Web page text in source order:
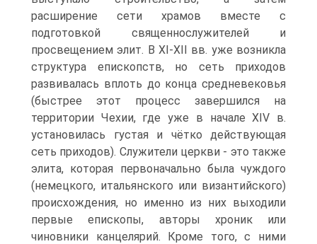
расширение сети храмов вме­сте с
подготовкой священнослужителей и
просвещением элит. В XI-XII вв. уже возникла
структура епископств, но сеть приходов
развивалась вплоть до конца средневековья
(быстрее этот процесс завершился на
территории Чехии, где уже в начале XIV в.
установилась густая и чётко действующая
сеть приходов). Служи­тели церкви - это также
элита, которая первоначально была чуждого
(немецкого, итальянского или византийского)
происхождения, но именно из них выходили
первые епископы, авторы хроник или
чиновники канцелярий. Кроме того, с ними